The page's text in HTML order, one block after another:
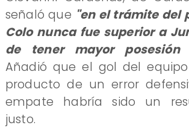
señaló que "en el trámite del
Colo nunca fue superior a
de tener mayor posesión
Añadió que el gol del
producto de un error
empate habría sido un
justo.